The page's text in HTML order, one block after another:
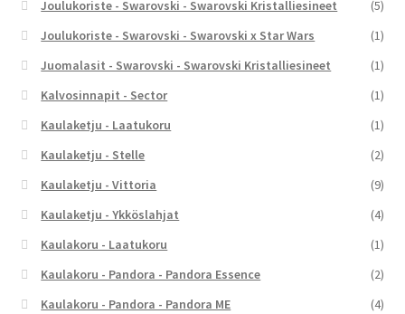
Joulukoriste - Swarovski - Swarovski Kristalliesineet
(5)
Joulukoriste - Swarovski - Swarovski x Star Wars
(1)
Juomalasit - Swarovski - Swarovski Kristalliesineet
(1)
Kalvosinnapit - Sector
(1)
Kaulaketju - Laatukoru
(1)
Kaulaketju - Stelle
(2)
Kaulaketju - Vittoria
(9)
Kaulaketju - Ykköslahjat
(4)
Kaulakoru - Laatukoru
(1)
Kaulakoru - Pandora - Pandora Essence
(2)
Kaulakoru - Pandora - Pandora ME
(4)